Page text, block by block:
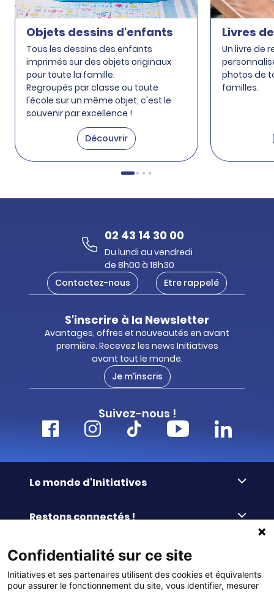
Objets dessins d'enfants
Tous les dessins des enfants
imprimés sur des objets originaux
pour toute la famille.
Regroupés par classe ou toute
l'école sur un même objet, c'est le
souvenir par excellence !
Découvrir
Livres
Un livre de
photos de
familles.
02 43 14 30 00
Du lundi au vendredi
de 8h00 à 18h30
Contactez-nous
Etre rappelé
S'inscrire à la Newsletter
Avantages, offres et nouveautés en avant
première. Recevez les news Initiatives
avant tout le monde.
Je m'inscris
Suivez-nous !
Le monde d'Initiatives
Le Fond’Actions Initiatives
Enquête de satisfaction
Restons connectés !
Le blog
La newsletter
Commander facilement
Commande par référence
Services & FAQ
Confidentialité sur ce site
Initiatives et ses partenaires utilisent des cookies et équivalents
pour assurer le fonctionnement du site, vous identifier, mesurer